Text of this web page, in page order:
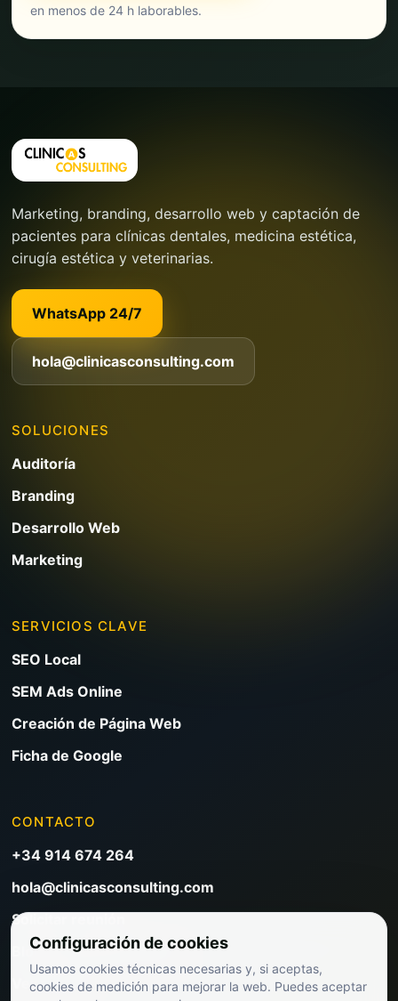
en menos de 24 h laborables.
Marketing, branding, desarrollo web y captación de
pacientes para clínicas dentales, medicina estética,
cirugía estética y veterinarias.
WhatsApp 24/7
hola@clinicasconsulting.com
SOLUCIONES
Auditoría
Branding
Desarrollo Web
Marketing
SERVICIOS CLAVE
SEO Local
SEM Ads Online
Creación de Página Web
Ficha de Google
CONTACTO
+34 914 674 264
hola@clinicasconsulting.com
Solicitar reunión
Blog de marketing clínico
Ver precios
Configuración de cookies
Usamos cookies técnicas necesarias y, si aceptas,
cookies de medición para mejorar la web. Puedes aceptar